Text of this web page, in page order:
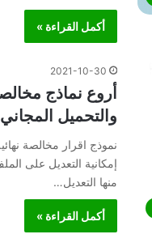
أكمل القراءة »
2021-10-30
أروع نماذج
والتحميل
إمكانية التعديل على
منها التعديل…
أكمل القراءة »